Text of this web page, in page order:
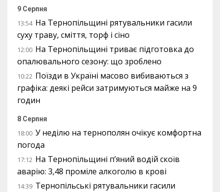
9 Серпня
13:54 На Тернопільщині рятувальники гасили
суху траву, сміття, торф і сіно
12:00 На Тернопільщині триває підготовка до
опалювального сезону: що зроблено
10:22 Поїзди в Україні масово вибиваються з
графіка: деякі рейси затримуються майже на 9
годин
8 Серпня
18:00 У неділю на тернополян очікує комфортна
погода
17:12 На Тернопільщині п’яний водій скоїв
аварію: 3,48 проміле алкоголю в крові
14:39 Тернопільські рятувальники гасили